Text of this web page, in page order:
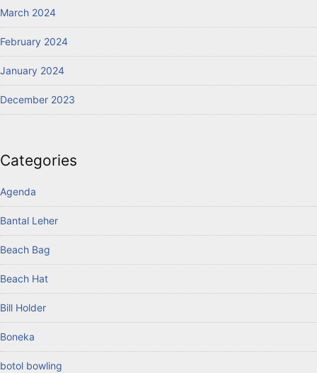
March 2024
February 2024
January 2024
December 2023
Categories
Agenda
Bantal Leher
Beach Bag
Beach Hat
Bill Holder
Boneka
botol bowling